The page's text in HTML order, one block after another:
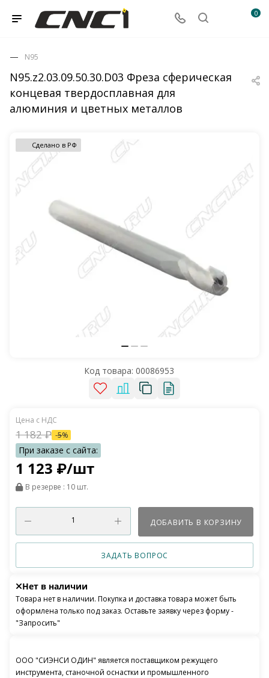
0
N95.z2.03.09.50.30.D03 Фреза сферическая
концевая твердосплавная для
алюминия и цветных металлов
N95
Сделано в РФ
Код товара: 00086953
1 123 ₽/шт
1 182₽ -5%
В резерве : 10 шт.
ДОБАВИТЬ В КОРЗИНУ
ЗАДАТЬ ВОПРОС
Нет в наличии
Товара нет в наличии. Покупка и доставка товара может быть
оформлена только под заказ. Оставьте заявку через форму -
"Запросить"
ООО "СИЭНСИ ОДИН" является поставщиком режущего
инструмента, станочной оснастки и промышленного